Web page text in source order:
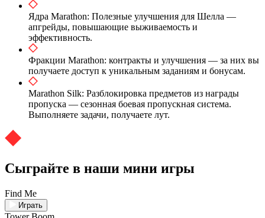
Ядра Marathon: Полезные улучшения для Шелла —
апгрейды, повышающие выживаемость и
эффективность.
Фракции Marathon: контракты и улучшения — за них вы
получаете доступ к уникальным заданиям и бонусам.
Marathon Silk: Разблокировка предметов из награды
пропуска — сезонная боевая пропускная система.
Выполняете задачи, получаете лут.
Сыграйте в наши мини игры
Find Me
Играть